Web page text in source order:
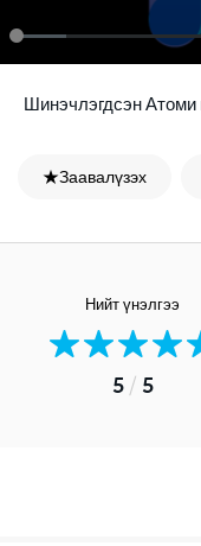
Шинэчлэгдсэн
★Заавалүзэх
Нийт үнэлгээ
5/ 5